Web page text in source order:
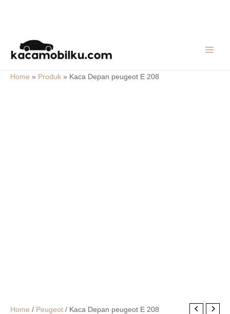
content
Home » Produk » Kaca Depan peugeot E 208
Home / Peugeot / Kaca Depan peugeot E 208